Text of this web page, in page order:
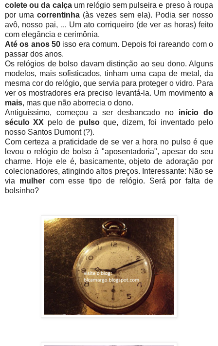
colete ou da calça um relógio sem pulseira e preso à roupa
por uma correntinha (às vezes sem ela). Podia ser nosso
avô, nosso pai, ... Um ato corriqueiro (de ver as horas) feito
com elegância e cerimônia.
Até os anos 50 isso era comum. Depois foi rareando com o
passar dos anos.
Os relógios de bolso davam distinção ao seu dono. Alguns
modelos, mais sofisticados, tinham uma capa de metal, da
mesma cor do relógio, que servia para proteger o vidro. Para
ver os mostradores era preciso levantá-la. Um movimento a
mais, mas que não aborrecia o dono.
Antiguíssimo, começou a ser desbancado no início do
século XX pelo de pulsoque, dizem, foi inventado pelo
nosso Santos Dumont (?).
Com certeza a praticidade de se ver a hora no pulso é que
levou o relógio de bolso à "aposentadoria", apesar do seu
charme. Hoje ele é, basicamente, objeto de adoração por
colecionadores, atingindo altos preços. Interessante: Não se
via mulhercom esse tipo de relógio. Será por falta de
bolsinho?